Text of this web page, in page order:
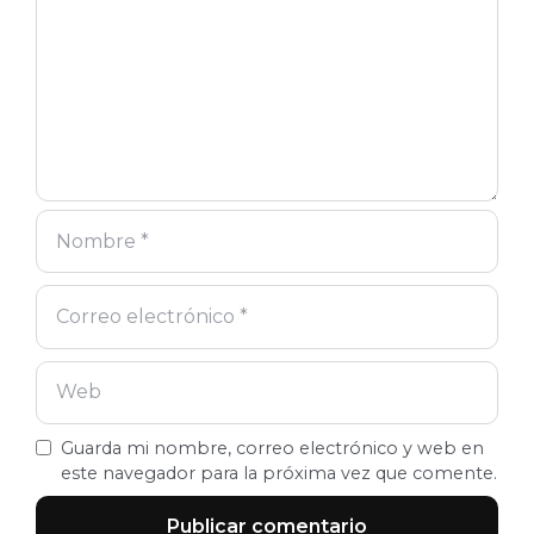
Guarda mi nombre, correo electrónico y web en
este navegador para la próxima vez que comente.